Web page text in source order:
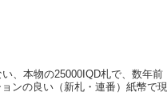
、本物の25000IQD札で、数年前
ンの良い（新札・連番）紙幣で現